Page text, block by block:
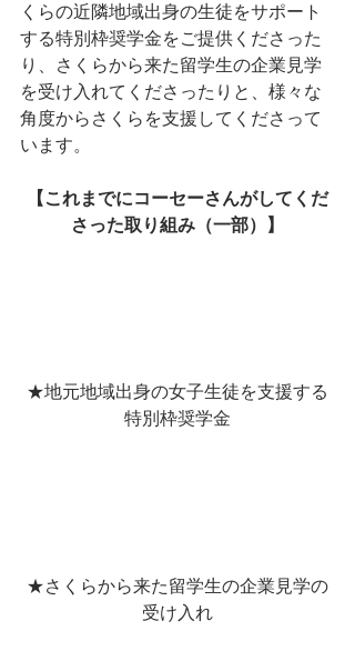
くらの近隣地域出身の生徒をサポート
する特別枠奨学金をご提供くださった
り、さくらから来た留学生の企業見学
を受け入れてくださったりと、様々な
角度からさくらを支援してくださって
います。
【これまでにコーセーさんがしてくだ
さった取り組み（一部）】
★地元地域出身の女子生徒を支援する
特別枠奨学金
★さくらから来た留学生の企業見学の
受け入れ